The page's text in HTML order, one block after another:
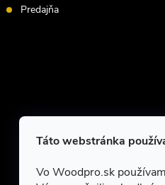
Táto webstránka
Vo Woodpro.sk
Predajňa